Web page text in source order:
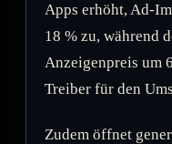
Apps erhöht, Ad-
18 % zu, während
Anzeigenpreis um
Treiber für den
Zudem öffnet